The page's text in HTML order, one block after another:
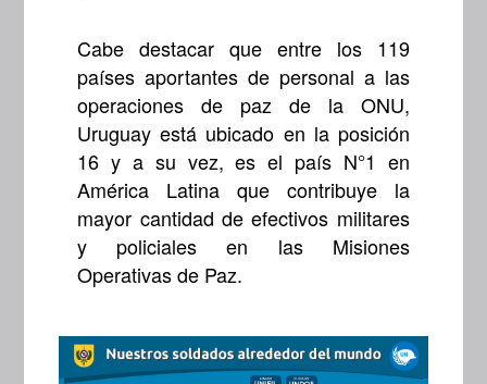
Cabe destacar que entre los 119
países aportantes de personal a las
operaciones de paz de la ONU,
Uruguay está ubicado en la posición
16 y a su vez, es el país N°1 en
América Latina que contribuye la
mayor cantidad de efectivos militares
y policiales en las Misiones
Operativas de Paz.